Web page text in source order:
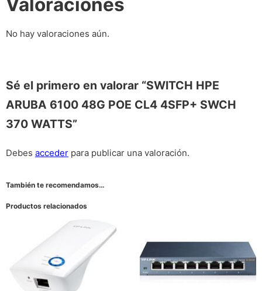
Valoraciones
No hay valoraciones aún.
Sé el primero en valorar “SWITCH HPE
ARUBA 6100 48G POE CL4 4SFP+ SWCH
370 WATTS”
Debes acceder para publicar una valoración.
También te recomendamos…
Productos relacionados